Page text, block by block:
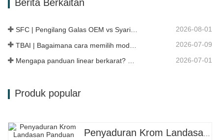
Berita Berkaitan
SFC | Pengilang Galas OEM vs Syarikat Perdagangan 2026-08-01
2026-07-09
2026-07-01
Produk popular